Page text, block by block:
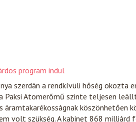
program indul
szerdán a rendkívüli hőség okozta
Atomerőmű szinte teljesen
köszönhetően
volt szükség. A kabinet 868 milliárd